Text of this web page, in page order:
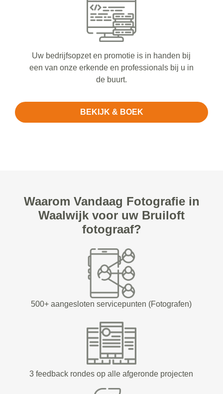
Uw bedrijfsopzet en promotie is in handen bij
een van onze erkende en professionals bij u in
de buurt.
BEKIJK & BOEK
Waarom Vandaag Fotografie in
Waalwijk voor uw Bruiloft
fotograaf?
500+ aangesloten servicepunten (Fotografen)
3 feedback rondes op alle afgeronde projecten